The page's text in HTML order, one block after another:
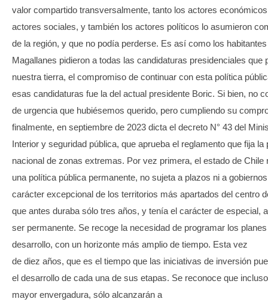
valor compartido transversalmente, tanto los actores
actores sociales, y también los actores políticos lo asumieron
de la región, y que no podía perderse. Es así como los
Magallanes pidieron a todas las candidaturas presidenciales que
nuestra tierra, el compromiso de continuar con esta política
esas candidaturas fue la del actual presidente Boric. Si bien, no
de urgencia que hubiésemos querido, pero cumpliendo su
finalmente, en septiembre de 2023 dicta el decreto N° 43 del
Interior y seguridad pública, que aprueba el reglamento que fija la
nacional de zonas extremas. Por vez primera, el estado de Chile
una política pública permanente, no sujeta a plazos ni a
carácter excepcional de los territorios más apartados del centro
que antes duraba sólo tres años, y tenía el carácter de especial,
ser permanente. Se recoge la necesidad de programar los
desarrollo, con un horizonte más amplio de tiempo. Esta vez
de diez años, que es el tiempo que las iniciativas de inversión
el desarrollo de cada una de sus etapas. Se reconoce que
mayor envergadura, sólo alcanzarán a